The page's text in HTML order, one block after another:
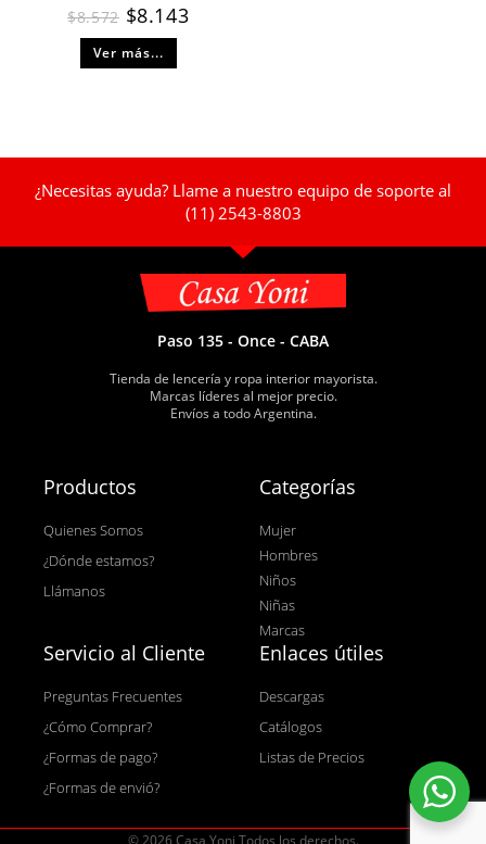
$8.572 $8.143
Ver más...
¿Necesitas ayuda? Llame a nuestro equipo de soporte al
(11) 2543-8803
Paso 135 - Once - CABA
Tienda de lencería y ropa interior mayorista.
Marcas líderes al mejor precio.
Envíos a todo Argentina.
Productos
Quienes Somos
¿Dónde estamos?
Llámanos
Categorías
Mujer
Hombres
Niños
Niñas
Marcas
Servicio al Cliente
Preguntas Frecuentes
¿Cómo Comprar?
¿Formas de pago?
¿Formas de envió?
Enlaces útiles
Descargas
Catálogos
Listas de Precios